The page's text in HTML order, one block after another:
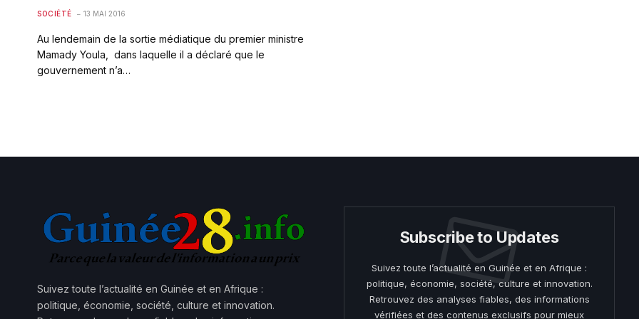
SOCIÉTÉ 13 MAI 2016
Au lendemain de la sortie médiatique du premier ministre
Mamady Youla, dans laquelle il a déclaré que le
gouvernement n’a…
Suivez toute l’actualité en Guinée et en Afrique :
politique, économie, société, culture et innovation.
Subscribe to Updates
Suivez toute l’actualité en Guinée et en Afrique :
politique, économie, société, culture et innovation.
Retrouvez des analyses fiables, des informations
vérifiées et des contenus exclusifs pour mieux